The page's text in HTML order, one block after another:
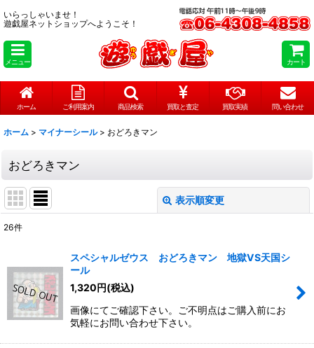
いらっしゃいませ！
遊戯屋ネットショップへようこそ！
メニュー カート
ホーム ご利用案内 商品検索 買取と査定 買取実績 問い合わせ
ホーム > マイナーシール > おどろきマン
おどろきマン
表示順変更
在庫あり
並び順:
絞り込む
26件
スペシャルゼウス おどろきマン 地獄VS天国シ
ール
1,320円(税込)
画像にてご確認下さい。ご不明点はご購入前にお
気軽にお問い合わせ下さい。